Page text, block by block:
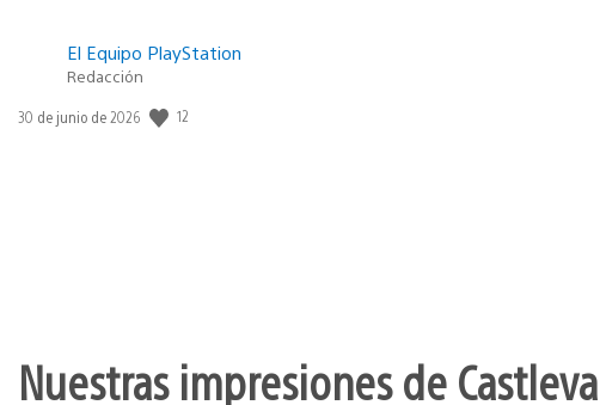
El Equipo PlayStation
Redacción
Fecha
30 de junio de 2026 12
Nuestras impresiones de